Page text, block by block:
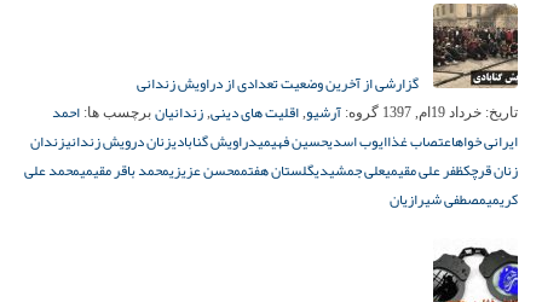
گزارشی از آخرین وضعیت تعدادی از دراویش زندانی
تاریخ: خرداد 19ام, 1397 گروه: آرشیو, اقلیت های دینی, زندانیان برچسب ها: احمد
ایرانی خواهاعتصاب غذاایوب اسدیحسین فهیمیدراویش گنابادیزنان درویش زندانیزندان
زنان قرچکظفر علی مقیمیعلی جمشیدیگلستان هفتممحسن عزیزیمحمد باقر مقیمیمحمد علی
کریمیمصطفی شیرازیان